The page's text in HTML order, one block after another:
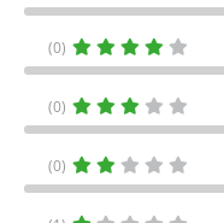
(0)
(0)
(0)